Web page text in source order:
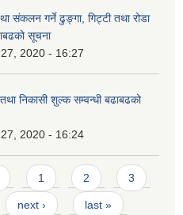
संकलन गर्ने ढुङ्गा, गिट्टी तथा रोडा
सूचना
2020 - 16:27
निकासी शुल्क सम्वन्धी बढाबढको
2020 - 16:24
1 2 3
next › last »